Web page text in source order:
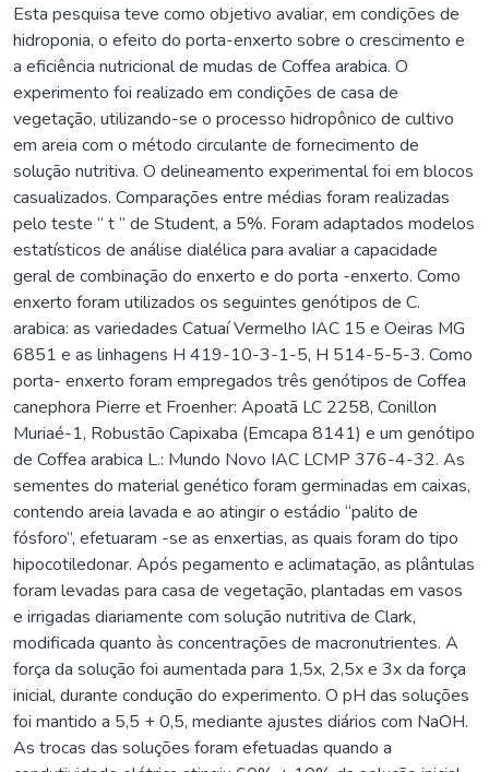
Esta pesquisa teve como objetivo avaliar, em condições de
hidroponia, o efeito do porta-enxerto sobre o crescimento e
a eficiência nutricional de mudas de Coffea arabica. O
experimento foi realizado em condições de casa de
vegetação, utilizando-se o processo hidropônico de cultivo
em areia com o método circulante de fornecimento de
solução nutritiva. O delineamento experimental foi em blocos
casualizados. Comparações entre médias foram realizadas
pelo teste “ t ” de Student, a 5%. Foram adaptados modelos
estatísticos de análise dialélica para avaliar a capacidade
geral de combinação do enxerto e do porta -enxerto. Como
enxerto foram utilizados os seguintes genótipos de C.
arabica: as variedades Catuaí Vermelho IAC 15 e Oeiras MG
6851 e as linhagens H 419-10-3-1-5, H 514-5-5-3. Como
porta- enxerto foram empregados três genótipos de Coffea
canephora Pierre et Froenher: Apoatã LC 2258, Conillon
Muriaé-1, Robustão Capixaba (Emcapa 8141) e um genótipo
de Coffea arabica L.: Mundo Novo IAC LCMP 376-4-32. As
sementes do material genético foram germinadas em caixas,
contendo areia lavada e ao atingir o estádio “palito de
fósforo”, efetuaram -se as enxertias, as quais foram do tipo
hipocotiledonar. Após pegamento e aclimatação, as plântulas
foram levadas para casa de vegetação, plantadas em vasos
e irrigadas diariamente com solução nutritiva de Clark,
modificada quanto às concentrações de macronutrientes. A
força da solução foi aumentada para 1,5x, 2,5x e 3x da força
inicial, durante condução do experimento. O pH das soluções
foi mantido a 5,5 + 0,5, mediante ajustes diários com NaOH.
As trocas das soluções foram efetuadas quando a